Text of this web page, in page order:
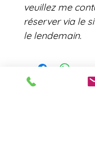
veuillez me
réserver via le
le lendemain.